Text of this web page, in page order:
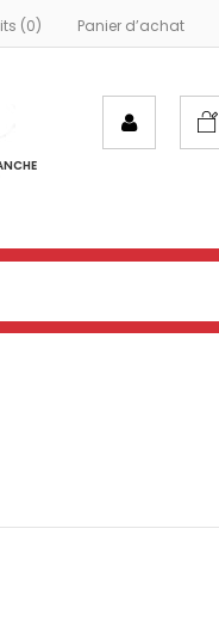
(0) Panier d’achat